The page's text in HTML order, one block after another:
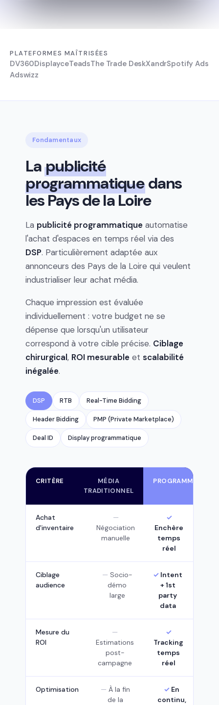
PLATEFORMES MAÎTRISÉES
DV360DisplayceTeadsThe Trade DeskXandrSpotify Ads
Adswizz
Fondamentaux
Lapublicité
programmatiquedans
les Pays de la Loire
La publicité programmatique automatise
l'achat d'espaces en temps réel via des
DSP. Particulièrement adaptée aux
annonceurs des Pays de la Loire qui veulent
industrialiser leur achat média.
Chaque impression est évaluée
individuellement : votre budget ne se
dépense que lorsqu'un utilisateur
correspond à votre cible précise. Ciblage
chirurgical, ROI mesurable et scalabilité
inégalée.
DSP RTB Real-Time Bidding
Header Bidding PMP (Private Marketplace)
Deal ID Display programmatique
CRITÈRE
MÉDIA
TRADITIONNEL
PROGRAMMATIQUE
Achat
d'inventaire
Négociation
manuelle
Enchère
temps
réel
Ciblage
audience
Socio-
démo
large
Intent
+ 1st
party
data
Mesure du
ROI
Estimations
post-
campagne
Tracking
temps
réel
Optimisation
À la fin
de la
En
continu,